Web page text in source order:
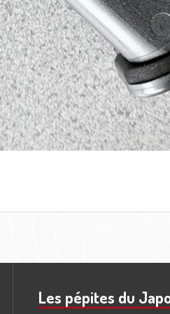
Les pépites du